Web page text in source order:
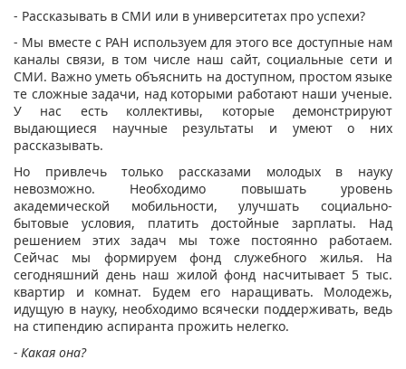
- Рассказывать в СМИ или в университетах про успехи?
- Мы вместе с РАН используем для этого все доступные нам
каналы связи, в том числе наш сайт, социальные сети и
СМИ. Важно уметь объяснить на доступном, простом языке
те сложные задачи, над которыми работают наши ученые.
У нас есть коллективы, которые демонстрируют
выдающиеся научные результаты и умеют о них
рассказывать.
Но привлечь только рассказами молодых в науку
невозможно. Необходимо повышать уровень
академической мобильности, улучшать социально-
бытовые условия, платить достойные зарплаты. Над
решением этих задач мы тоже постоянно работаем.
Сейчас мы формируем фонд служебного жилья. На
сегодняшний день наш жилой фонд насчитывает 5 тыс.
квартир и комнат. Будем его наращивать. Молодежь,
идущую в науку, необходимо всячески поддерживать, ведь
на стипендию аспиранта прожить нелегко.
- Какая она?